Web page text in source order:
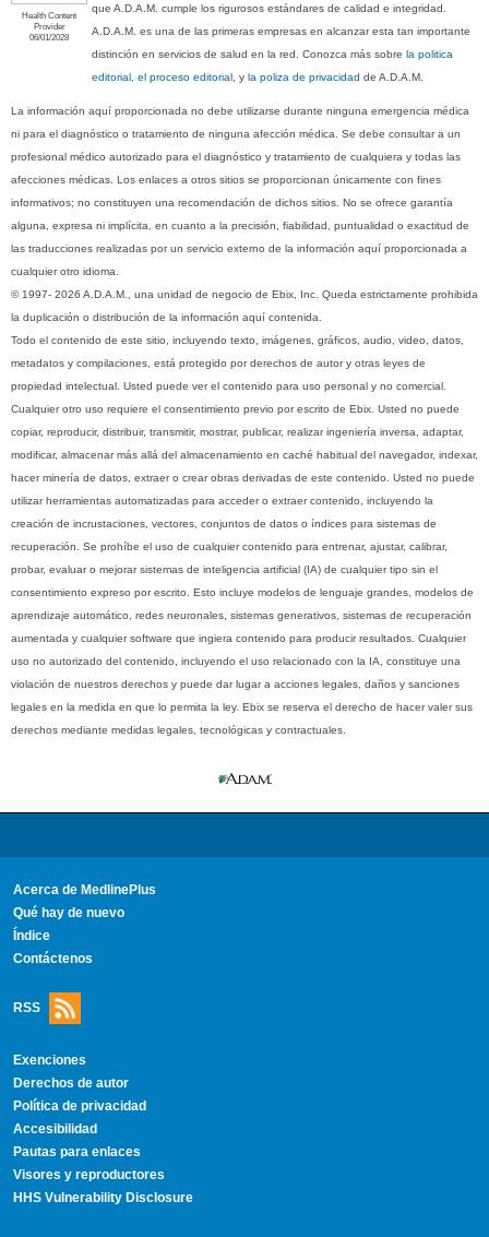
Health Content
Provider
06/01/2028
que A.D.A.M. cumple los rigurosos estándares de calidad e integridad.
A.D.A.M. es una de las primeras empresas en alcanzar esta tan importante
distinción en servicios de salud en la red. Conozca más sobrela politica
editorial, el proceso editorial , yla poliza de privacidad de A.D.A.M.
La información aquí proporcionada no debe utilizarse durante ninguna emergencia médica
ni para el diagnóstico o tratamiento de ninguna afección médica. Se debe consultar a un
profesional médico autorizado para el diagnóstico y tratamiento de cualquiera y todas las
afecciones médicas. Los enlaces a otros sitios se proporcionan únicamente con fines
informativos; no constituyen una recomendación de dichos sitios. No se ofrece garantía
alguna, expresa ni implícita, en cuanto a la precisión, fiabilidad, puntualidad o exactitud de
las traducciones realizadas por un servicio externo de la información aquí proporcionada a
cualquier otro idioma.
© 1997- 2026 A.D.A.M., una unidad de negocio de Ebix, Inc. Queda estrictamente prohibida
la duplicación o distribución de la información aquí contenida.
Todo el contenido de este sitio, incluyendo texto, imágenes, gráficos, audio, video, datos,
metadatos y compilaciones, está protegido por derechos de autor y otras leyes de
propiedad intelectual. Usted puede ver el contenido para uso personal y no comercial.
Cualquier otro uso requiere el consentimiento previo por escrito de Ebix. Usted no puede
copiar, reproducir, distribuir, transmitir, mostrar, publicar, realizar ingeniería inversa, adaptar,
modificar, almacenar más allá del almacenamiento en caché habitual del navegador, indexar,
hacer minería de datos, extraer o crear obras derivadas de este contenido. Usted no puede
utilizar herramientas automatizadas para acceder o extraer contenido, incluyendo la
creación de incrustaciones, vectores, conjuntos de datos o índices para sistemas de
recuperación. Se prohíbe el uso de cualquier contenido para entrenar, ajustar, calibrar,
probar, evaluar o mejorar sistemas de inteligencia artificial (IA) de cualquier tipo sin el
consentimiento expreso por escrito. Esto incluye modelos de lenguaje grandes, modelos de
aprendizaje automático, redes neuronales, sistemas generativos, sistemas de recuperación
aumentada y cualquier software que ingiera contenido para producir resultados. Cualquier
uso no autorizado del contenido, incluyendo el uso relacionado con la IA, constituye una
violación de nuestros derechos y puede dar lugar a acciones legales, daños y sanciones
legales en la medida en que lo permita la ley. Ebix se reserva el derecho de hacer valer sus
derechos mediante medidas legales, tecnológicas y contractuales.
Acerca de MedlinePlus
Qué hay de nuevo
Índice
Contáctenos
RSS
Exenciones
Derechos de autor
Política de privacidad
Accesibilidad
Pautas para enlaces
Visores y reproductores
HHS Vulnerability Disclosure